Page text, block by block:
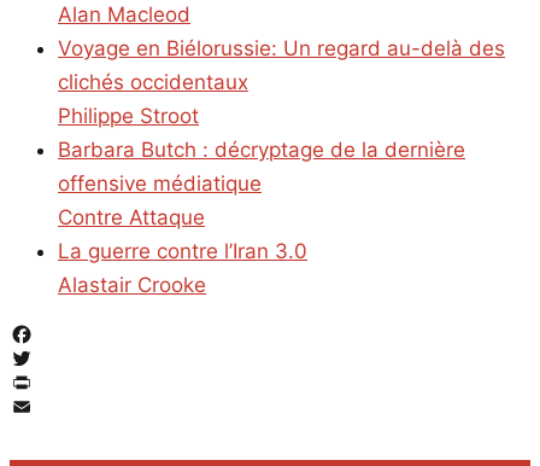
Alan Macleod
Voyage en Biélorussie: Un regard au-delà des
clichés occidentaux
Philippe Stroot
Barbara Butch : décryptage de la dernière
offensive médiatique
Contre Attaque
La guerre contre l’Iran 3.0
Alastair Crooke
Facebook
Twitter
PrintFriendly